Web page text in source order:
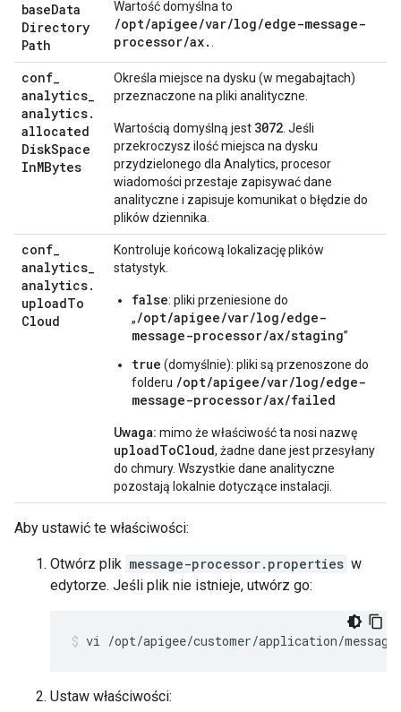
baseData
Directory
Path
Wartość domyślna to
/opt/apigee/var/log/edge-message-
processor/ax.
conf_
analytics_
analytics.
allocated
DiskSpace
InMBytes
Określa miejsce na dysku (w megabajtach)
przeznaczone na pliki analityczne.
Wartością domyślną jest 3072 . Jeśli
przekroczysz ilość miejsca na dysku
przydzielonego dla Analytics, procesor
wiadomości przestaje zapisywać dane
analityczne i zapisuje komunikat o błędzie do
plików dziennika.
conf_
analytics_
analytics.
uploadTo
Cloud
Kontroluje końcową lokalizację plików
statystyk.
false: pliki przeniesione do
„/opt/apigee/var/log/edge-
message-processor/ax/staging”
true (domyślnie): pliki są przenoszone do
folderu /opt/apigee/var/log/edge-
message-processor/ax/failed
Uwaga: mimo że właściwość ta nosi nazwę
uploadToCloud, żadne dane jest przesyłany
do chmury. Wszystkie dane analityczne
pozostają lokalnie dotyczące instalacji.
Aby ustawić te właściwości:
Otwórz plik message-processor.properties w
edytorze. Jeśli plik nie istnieje, utwórz go:
vi /opt/apigee/customer/application/
Ustaw właściwości: